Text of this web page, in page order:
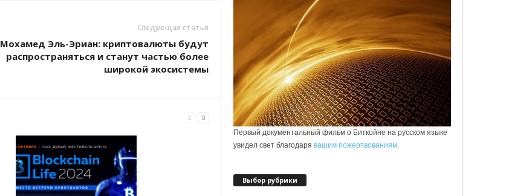
Следующая статья
Мохамед Эль-Эриан: криптовалюты будут
распространяться и станут частью более
широкой экосистемы
Первый документальный фильм о Биткойне на русском языке
увидел свет благодарявашим пожертвованиям.
Выбор рубрики